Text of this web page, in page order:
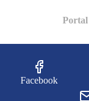
Portal
Facebook